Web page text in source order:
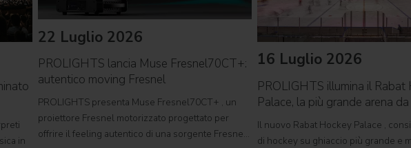
in
22 Luglio 2026
PROLIGHTS lancia Muse Fresnel70CT+:
autentico moving Fresnel
PROLIGHTS presenta Muse Fresnel70CT+ , un
proiettore Fresnel motorizzato progettato per
offrire il feeling autentico di una sorgente Fresnel
16 Luglio 2026
PROLIGHTS illumina il Rabat
Palace, la più grande arena
d'Africa
Il nuovo Rabat Hockey Palace ,
di hockey su ghiaccio più grande e